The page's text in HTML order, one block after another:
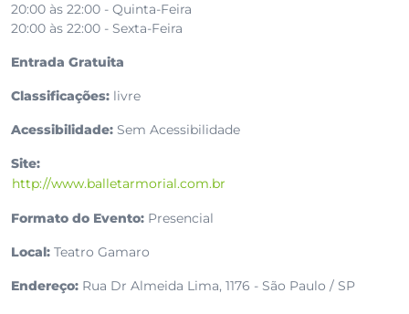
20:00 às 22:00 - Quinta-Feira
20:00 às 22:00 - Sexta-Feira
Entrada Gratuita
Classificações: livre
Acessibilidade: Sem Acessibilidade
Site:
http://www.balletarmorial.com.br
Formato do Evento: Presencial
Local: Teatro Gamaro
Endereço: Rua Dr Almeida Lima, 1176 - São Paulo / SP